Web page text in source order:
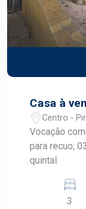
Casa à
Centro -
Vocação
para recuo;
quintal
3